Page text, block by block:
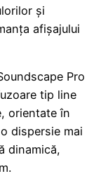
și
afișajului
Pro
tip line
orientate în
dispersie mai
dinamică,